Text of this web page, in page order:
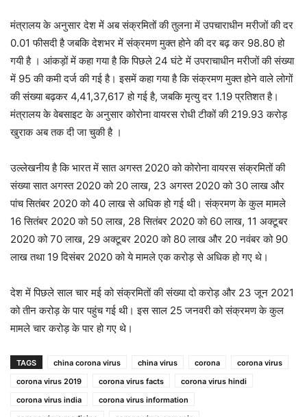
मंत्रालय के अनुसार देश में अब संक्रमितों की तुलना में उपचाराधीन मरीजों की दर
0.01 फीसदी है जबकि देशभर में संक्रमण मुक्त होने की दर बढ़ कर 98.80 हो
गयी है । आंकड़ों में कहा गया है कि पिछले 24 घंटे में उपराचाधीन मरीजों की संख्या
में 95 की कमी दर्ज की गई है। इसमें कहा गया है कि संक्रमण मुक्त होने वाले लोगों
की संख्या बढ़कर 4,41,37,617 हो गई है, जबकि मृत्यु दर 1.19 प्रतिशत है।
मंत्रालय के वेबसाइट के अनुसार कोरोना वायरस रोधी टीकों की 219.93 करोड़
खुराक अब तक दी जा चुकी है ।
उल्लेखनीय है कि भारत में सात अगस्त 2020 को कोरोना वायरस संक्रमितों की
संख्या सात अगस्त 2020 को 20 लाख, 23 अगस्त 2020 को 30 लाख और
पांच सितंबर 2020 को 40 लाख से अधिक हो गई थी। संक्रमण के कुल मामले
16 सितंबर 2020 को 50 लाख, 28 सितंबर 2020 को 60 लाख, 11 अक्टूबर
2020 को 70 लाख, 29 अक्टूबर 2020 को 80 लाख और 20 नवंबर को 90
लाख तथा 19 दिसंबर 2020 को ये मामले एक करोड़ से अधिक हो गए थे।
देश में पिछले साल चार मई को संक्रमितों की संख्या दो करोड़ और 23 जून 2021
को तीन करोड़ के पार पहुंच गई थी। इस साल 25 जनवरी को संक्रमण के कुल
मामले चार करोड़ के पार हो गए थे।
TAGS china corona virus china virus corona
corona virus
corona virus 2019
corona virus facts
corona virus hindi
corona virus india
corona virus information